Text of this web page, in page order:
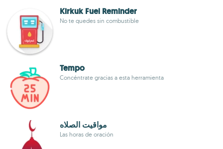
Kirkuk Fuel Reminder
No te quedes sin combustible
Tempo
Concéntrate gracias a esta herramienta
مواقيت الصلاه
Las horas de oración